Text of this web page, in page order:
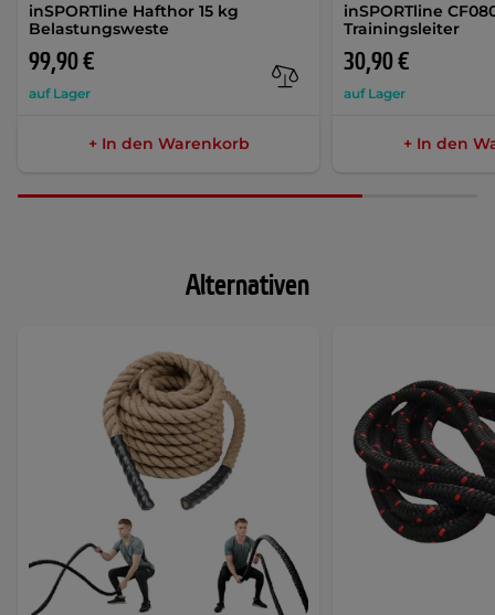
inSPORTline Hafthor 15 kg
Belastungsweste
99,90 €
auf Lager
+ In den Warenkorb
inSPORTline
Trainingsleiter
30,90 €
auf Lager
+ In den
Alternativen